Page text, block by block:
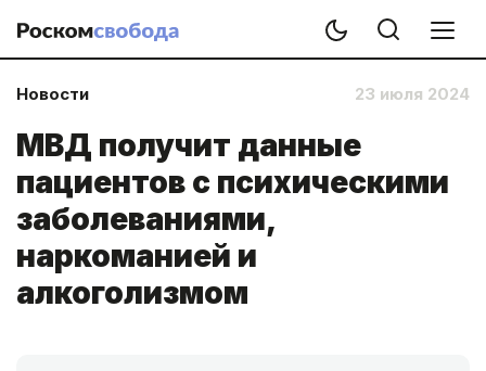
Новости 23 июля 2024
МВД получит данные
пациентов с психическими
заболеваниями,
наркоманией и
алкоголизмом